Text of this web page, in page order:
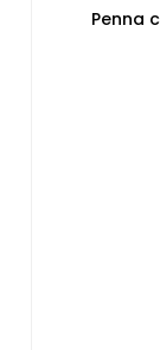
auto e
Penna